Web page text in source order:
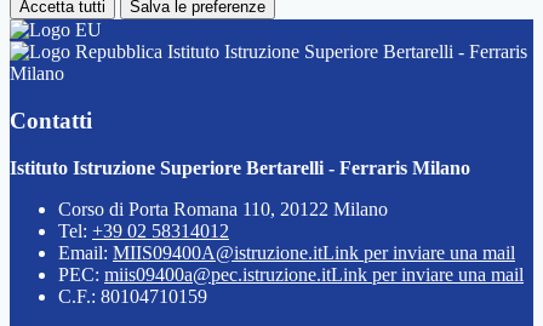
Accetta tutti Salva le preferenze
Istituto Istruzione Superiore Bertarelli - Ferraris
Milano
Contatti
Istituto Istruzione Superiore Bertarelli - Ferraris Milano
Corso di Porta Romana 110, 20122 Milano
Tel: +39 02 58314012
Email: MIIS09400A@istruzione.itLink per inviare una mail
PEC: miis09400a@pec.istruzione.itLink per inviare una mail
C.F.: 80104710159